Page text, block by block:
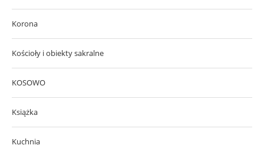
Korona
Kościoły i obiekty sakralne
KOSOWO
Książka
Kuchnia